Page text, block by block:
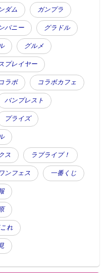
ダム ガンプラ
パニー グラドル
グルメ
プレイヤー
コラボ コラボカフェ
バンプレスト
プライズ
ス ラブライブ！
ンフェス 一番くじ
れ